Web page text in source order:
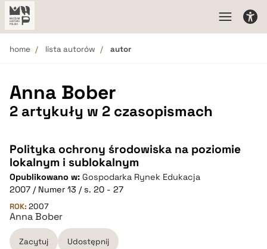
home lista autorów autor
Anna Bober
2 artykuły w 2 czasopismach
Polityka ochrony środowiska na poziomie
lokalnym i sublokalnym
Opublikowano w: Gospodarka Rynek Edukacja
2007 / Numer 13 / s. 20 - 27
ROK: 2007
Anna Bober
Zacytuj Udostępnij